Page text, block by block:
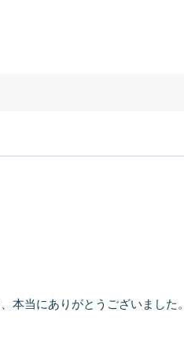
本当にありがとうございました。